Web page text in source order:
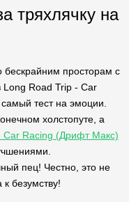
тряхлячку на
бескрайним просторам с
Road Trip - Car
тест на эмоции.
холстопуте, а
Car Racing (Дрифт Макс)
пец! Честно, это не
безумству!